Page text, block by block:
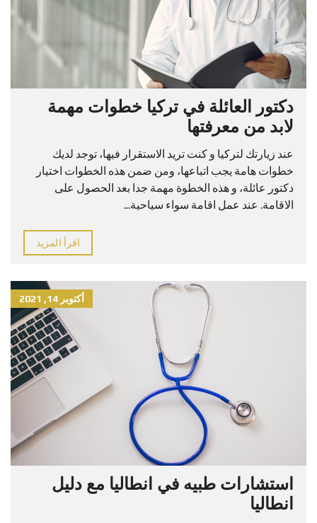
دكتور العائلة في تركيا خطوات مهمة
لابد من معرفتها
عند زيارتك لتركيا و كنت تريد الاستقرار فيها، توجد لديك
خطوات هامة يجب اتباعها، ومن ضمن هذه الخطوات اختيار
دكتور عائلة، و هذه الخطوة مهمة جدا بعد الحصول على
الاقامة. عند عمل اقامة سواء سياحية...
اقرأ المزيد
أكتوبر 14, 2021
استشارات طبيه في انطاليا مع دليل
انطاليا